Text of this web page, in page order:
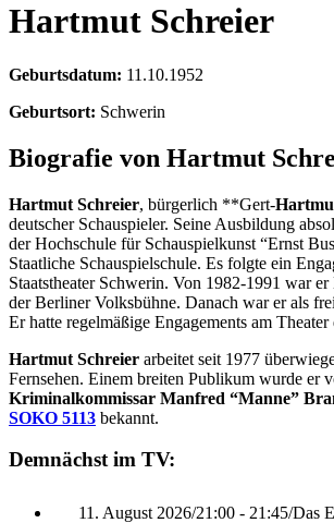
Hartmut Schreier
Geburtsdatum: 11.10.1952
Geburtsort: Schwerin
Biografie von Hartmut
Hartmut Schreier, bürgerlich **Gert-
deutscher Schauspieler. Seine Ausbildung
der Hochschule für Schauspielkunst “Ernst
Staatliche Schauspielschule. Es folgte ein
Staatstheater Schwerin. Von 1982-1991 war
der Berliner Volksbühne. Danach war er als
Er hatte regelmäßige Engagements am Theater
Hartmut Schreier arbeitet seit 1977
Fernsehen. Einem breiten Publikum wurde er
Kriminalkommissar Manfred “Manne”
SOKO 5113 bekannt.
Demnächst im TV:
11. August 2026/21:00 - 21:45/Das